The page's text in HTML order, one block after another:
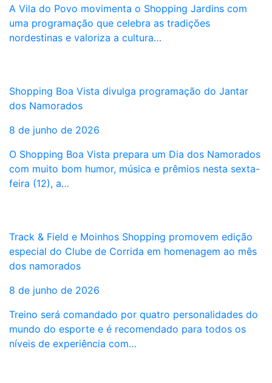
A Vila do Povo movimenta o Shopping Jardins com
uma programação que celebra as tradições
nordestinas e valoriza a cultura…
Shopping Boa Vista divulga programação do Jantar
dos Namorados
8 de junho de 2026
O Shopping Boa Vista prepara um Dia dos Namorados
com muito bom humor, música e prêmios nesta sexta-
feira (12), a…
Track & Field e Moinhos Shopping promovem edição
especial do Clube de Corrida em homenagem ao mês
dos namorados
8 de junho de 2026
Treino será comandado por quatro personalidades do
mundo do esporte e é recomendado para todos os
níveis de experiência com…